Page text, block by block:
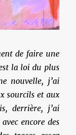
de faire une
la loi du plus
nouvelle, j’ai
sourcils et aux
derrière, j’ai
encore des